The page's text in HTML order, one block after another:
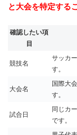
と大会を特定する
確認したい項
目
競技名
サッカ
す。
大会名
国際大
す。
試合日
同じカ
です。